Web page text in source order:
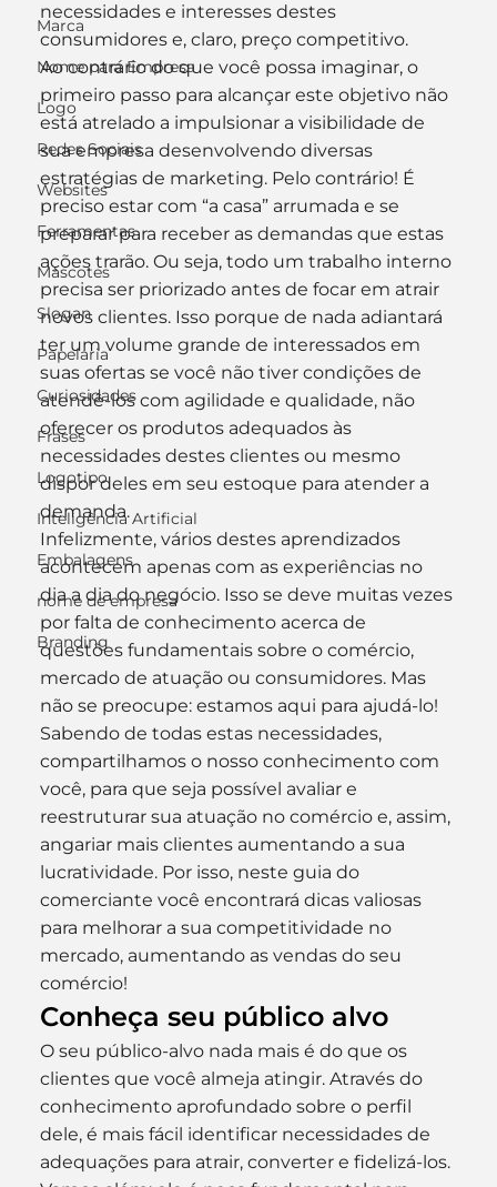
Marca
Nome para Empresa
Logo
Redes Sociais
Websites
Ferramentas
Mascotes
Slogan
Papelaria
Curiosidades
Frases
Logotipo
Inteligência Artificial
Embalagens
nome de empresa
Branding
necessidades e interesses destes
consumidores e, claro, preço competitivo.
Ao contrário do que você possa imaginar, o
primeiro passo para alcançar este objetivo não
está atrelado a impulsionar a visibilidade de
sua empresa desenvolvendo diversas
estratégias de marketing. Pelo contrário! É
preciso estar com “a casa” arrumada e se
preparar para receber as demandas que estas
ações trarão. Ou seja, todo um trabalho interno
precisa ser priorizado antes de focar em atrair
novos clientes. Isso porque de nada adiantará
ter um volume grande de interessados em
suas ofertas se você não tiver condições de
atendê-los com agilidade e qualidade, não
oferecer os produtos adequados às
necessidades destes clientes ou mesmo
dispor deles em seu estoque para atender a
demanda.
Infelizmente, vários destes aprendizados
acontecem apenas com as experiências no
dia a dia do negócio. Isso se deve muitas vezes
por falta de conhecimento acerca de
questões fundamentais sobre o comércio,
mercado de atuação ou consumidores. Mas
não se preocupe: estamos aqui para ajudá-lo!
Sabendo de todas estas necessidades,
compartilhamos o nosso conhecimento com
você, para que seja possível avaliar e
reestruturar sua atuação no comércio e, assim,
angariar mais clientes aumentando a sua
lucratividade. Por isso, neste guia do
comerciante você encontrará dicas valiosas
para melhorar a sua competitividade no
mercado, aumentando as vendas do seu
comércio!
Conheça seu público alvo
O seu público-alvo nada mais é do que os
clientes que você almeja atingir. Através do
conhecimento aprofundado sobre o perfil
dele, é mais fácil identificar necessidades de
adequações para atrair, converter e fidelizá-los.